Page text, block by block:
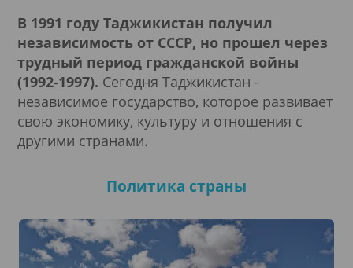
В 1991 году Таджикистан получил
независимость от СССР, но прошел через
трудный период гражданской войны
(1992-1997). Сегодня Таджикистан -
независимое государство, которое развивает
свою экономику, культуру и отношения с
другими странами.
Политика страны